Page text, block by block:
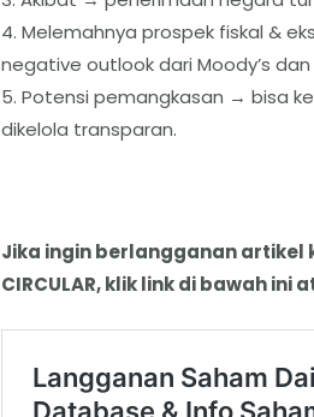
4. Melemahnya prospek fiskal &
negative outlook dari Moody’s dan
5. Potensi pemangkasan → bisa
dikelola transparan.
Jika ingin berlangganan artikel
CIRCULAR, klik link di bawah ini